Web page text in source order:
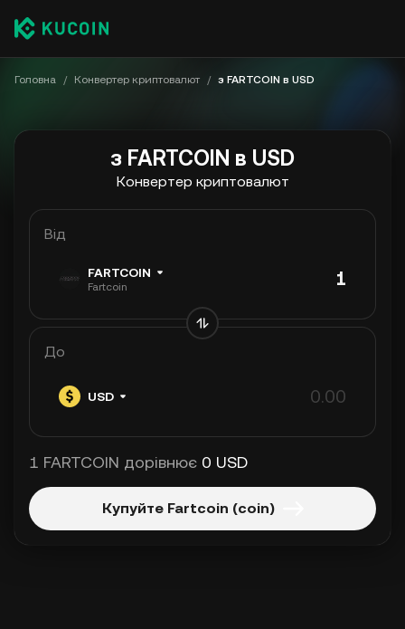
Головна / Конвертер криптовалют / з FARTCOIN в USD
з FARTCOIN в USD
Конвертер криптовалют
Від
FARTCOIN
Fartcoin
До
USD
1 FARTCOIN дорівнює 0 USD
Купуйте Fartcoin (coin)